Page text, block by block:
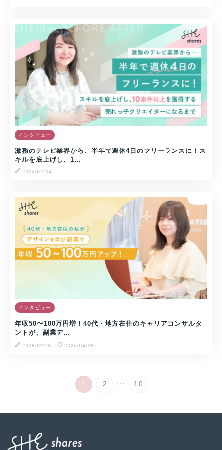
インタビュー
激務のテレビ業界から、半年で週休4日のフリーランスに！ス
キルを底上げし、1…
2026/02/04
インタビュー
年収50〜100万円増！40代・地方在住のキャリアコンサルタ
ントが、副業デ…
2025/09/18
2026/04/28
1 2 ... 10